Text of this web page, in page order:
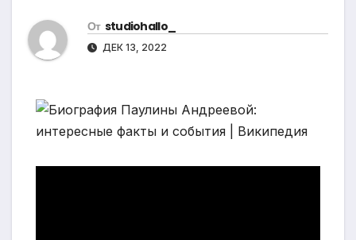
От studiohallo_
ДЕК 13, 2022